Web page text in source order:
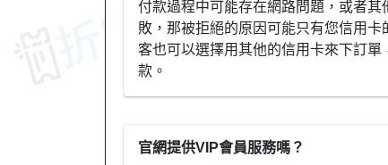
付款過程中可能存在網路問題，或者
敗，那被拒絕的原因可能只有您信用
客也可以選擇用其他的信用卡來下訂
款。
官網提供VIP會員服務嗎？